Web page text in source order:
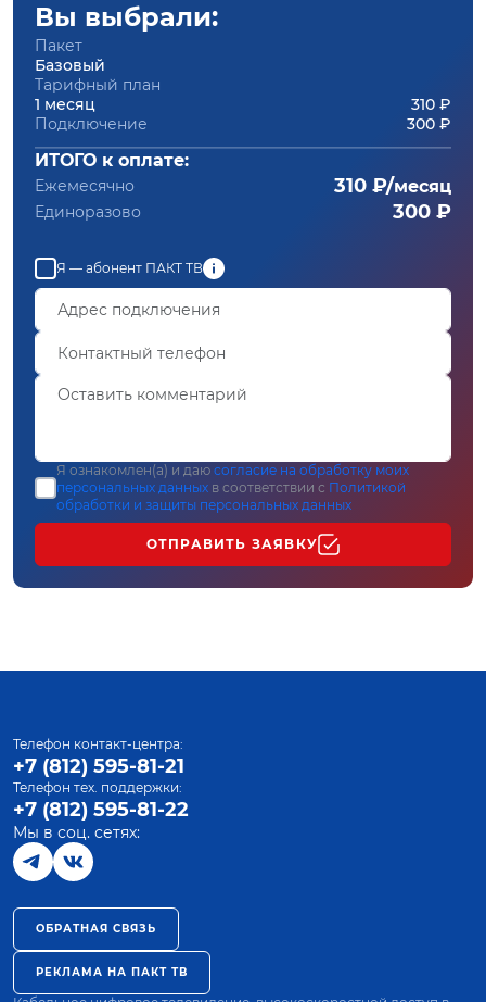
Вы выбрали:
Пакет
Базовый
Тарифный план
1 месяц
310 ₽
Подключение
300 ₽
ИТОГО к оплате:
Ежемесячно 310 ₽/месяц
Единоразово 300 ₽
Я — абонент ПАКТ ТВ
Я ознакомлен(а) и даю согласие на обработку моих
персональных данных в соответствии с Политикой
обработки и защиты персональных данных
ОТПРАВИТЬ ЗАЯВКУ
Телефон контакт-центра:
+7 (812) 595-81-21
Телефон тех. поддержки:
+7 (812) 595-81-22
Мы в соц. сетях:
ОБРАТНАЯ СВЯЗЬ
РЕКЛАМА НА ПАКТ ТВ